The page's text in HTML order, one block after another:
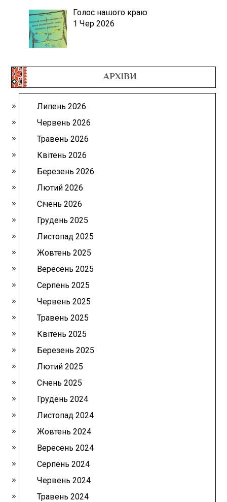
Голос нашого краю
1 Чер 2026
АРХІВИ
Липень 2026
Червень 2026
Травень 2026
Квітень 2026
Березень 2026
Лютий 2026
Січень 2026
Грудень 2025
Листопад 2025
Жовтень 2025
Вересень 2025
Серпень 2025
Червень 2025
Травень 2025
Квітень 2025
Березень 2025
Лютий 2025
Січень 2025
Грудень 2024
Листопад 2024
Жовтень 2024
Вересень 2024
Серпень 2024
Червень 2024
Травень 2024